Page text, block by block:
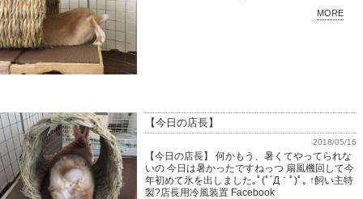
MORE
【今日の店長】
2018/05/16
【今日の店長】 何かもう、暑くてやってられな
いの 今日は暑かったですねっつ 扇風機回して今
年初めて氷を出しました｡ﾟ(ﾟ´Д｀ﾟ)ﾟ｡ ↑飼い主特
製?店長用冷風装置 Facebook